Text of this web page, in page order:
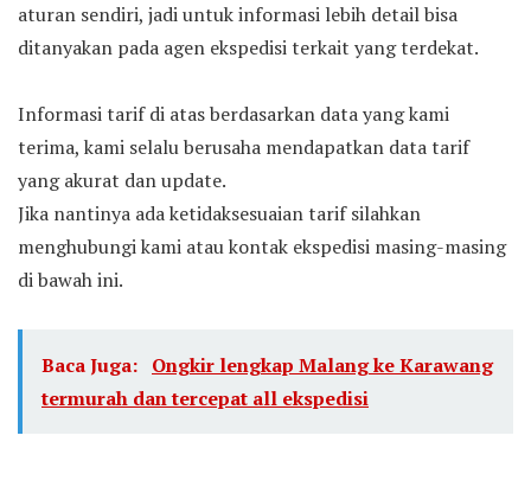
aturan sendiri, jadi untuk informasi lebih detail bisa
ditanyakan pada agen ekspedisi terkait yang terdekat.
Informasi tarif di atas berdasarkan data yang kami
terima, kami selalu berusaha mendapatkan data tarif
yang akurat dan update.
Jika nantinya ada ketidaksesuaian tarif silahkan
menghubungi kami atau kontak ekspedisi masing-masing
di bawah ini.
Baca Juga: Ongkir lengkap Malang ke Karawang
termurah dan tercepat all ekspedisi